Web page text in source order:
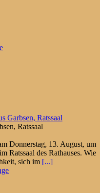
Garbsen, Ratssaal
Ratssaal
Donnerstag, 13. August, um
Ratssaal des Rathauses. Wie
sich im [...]